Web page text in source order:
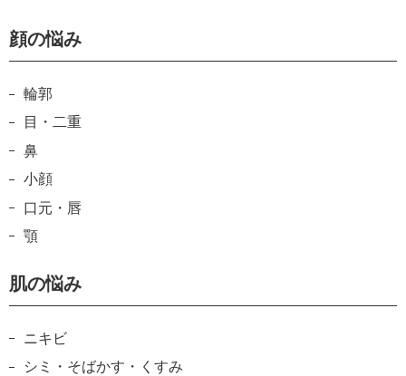
顔の悩み
輪郭
目・二重
鼻
小顔
口元・唇
顎
肌の悩み
ニキビ
シミ・そばかす・くすみ